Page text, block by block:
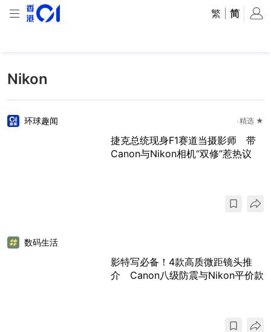
繁 简
Nikon
环球趣闻 精选 ★
捷克总统现身F1赛道当摄影师 带
Canon与Nikon相机“双修”惹热议
数码生活
影特写必备！4款高质微距镜头推
介 Canon八级防震与Nikon平价款